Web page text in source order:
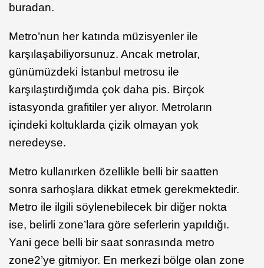
buradan.
Metro’nun her katında müzisyenler ile
karşılaşabiliyorsunuz. Ancak metrolar,
günümüzdeki İstanbul metrosu ile
karşılaştırdığımda çok daha pis. Birçok
istasyonda grafitiler yer alıyor. Metroların
içindeki koltuklarda çizik olmayan yok
neredeyse.
Metro kullanırken özellikle belli bir saatten
sonra sarhoşlara dikkat etmek gerekmektedir.
Metro ile ilgili söylenebilecek bir diğer nokta
ise, belirli zone’lara göre seferlerin yapıldığı.
Yani gece belli bir saat sonrasında metro
zone2’ye gitmiyor. En merkezi bölge olan zone